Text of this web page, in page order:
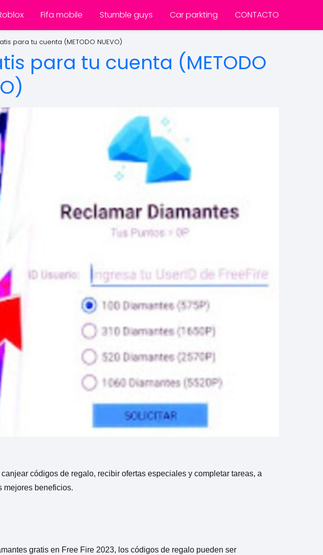
Fifa mobile Stumble guys Car parkting CONTACTO
para tu cuenta (METODO NUEVO)
para tu cuenta (METODO
códigos de regalo, recibir ofertas especiales y completar tareas, a
mejores beneficios.
gratis en Free Fire 2023, los códigos de regalo pueden ser